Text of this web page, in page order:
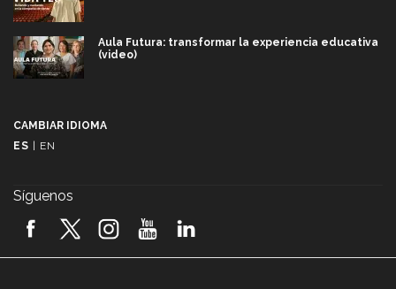
Aula Futura: transformar la experiencia educativa
(video)
2026! (video)
CAMBIAR IDIOMA
ES
EN
Síguenos